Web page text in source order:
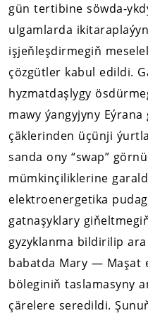
gün tertibine söwda-
ulgamlarda
işjeňleşdirmegiň
çözgütler kabul edildi.
hyzmatdaşlygy
mawy ýangyjyny
çäklerinden üçünji
sanda ony “swap”
mümkinçiliklerine
elektroenergetika
gatnaşyklary
gyzyklanma bildirilip
babatda Mary — Maşat
böleginiň taslamasyny
çärelere seredildi.